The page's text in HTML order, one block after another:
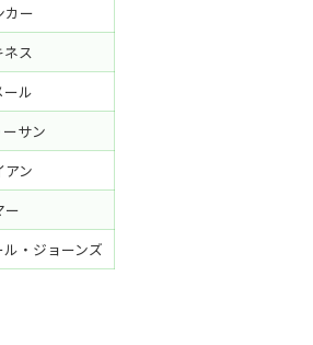
カー
ネス
ール
サン
アン
ー
・ジョーンズ